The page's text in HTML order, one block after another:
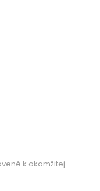
k okamžitej